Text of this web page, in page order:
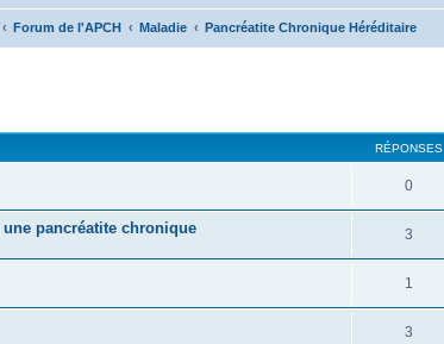
Forum de l'APCH Maladie Pancréatite Chronique Héréditaire
RÉPONSES
0
pancréatite chronique 3
1
3